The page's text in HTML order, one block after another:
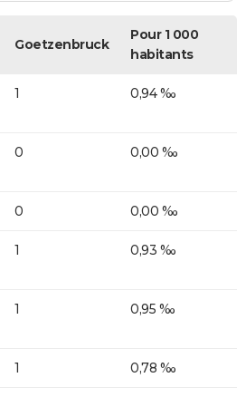
Goetzenbruck
Pour 1 000
habitants
1 0,94 ‰
0 0,00 ‰
0 0,00 ‰
1 0,93 ‰
1 0,95 ‰
1 0,78 ‰